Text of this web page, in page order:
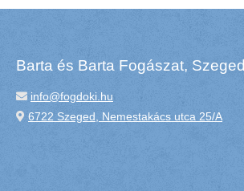
Barta és Barta Fogászat, Szeged
info@fogdoki.hu
6722 Szeged, Nemestakács utca 25/A